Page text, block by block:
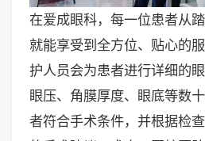
在爱成眼科，每一位患者从
就能享受到全方位、贴心的
护人员会为患者进行详细的
眼压、角膜厚度、眼底等数
者符合手术条件，并根据检